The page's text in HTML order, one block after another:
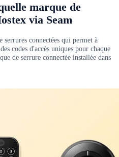
marque de
via Seam
connectées qui permet à
codes d'accès uniques pour chaque
de serrure connectée installée dans